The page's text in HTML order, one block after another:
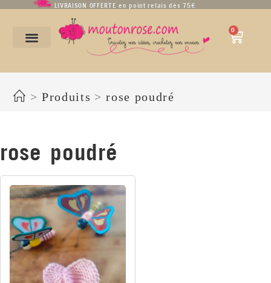
LIVRAISON OFFERTE en point relais dès 75€
0
> Produits > rose poudré
rose poudré